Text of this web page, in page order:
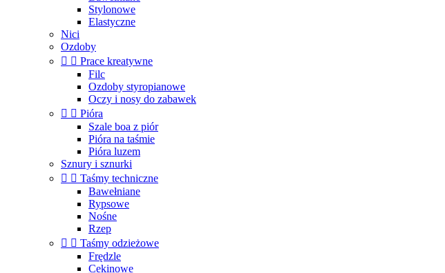
Stylonowe
Elastyczne
Nici
Ozdoby
  Prace kreatywne
Filc
Ozdoby styropianowe
Oczy i nosy do zabawek
  Pióra
Szale boa z piór
Pióra na taśmie
Pióra luzem
Sznury i sznurki
  Taśmy techniczne
Bawełniane
Rypsowe
Nośne
Rzep
  Taśmy odzieżowe
Frędzle
Cekinowe